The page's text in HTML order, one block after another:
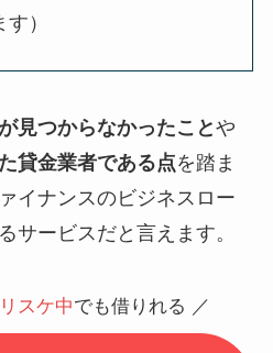
）
見つからなかったことや
貸金業者である点を踏ま
イナンスのビジネスロー
サービスだと言えます。
スケ中でも借りれる ／